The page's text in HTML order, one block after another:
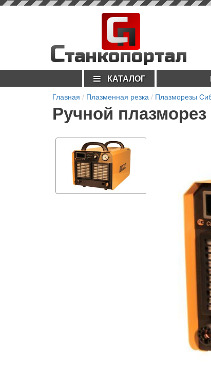
п
С
Станкопортал
КАТАЛОГ
Главная Плазменная резка Плазморезы
Ручной